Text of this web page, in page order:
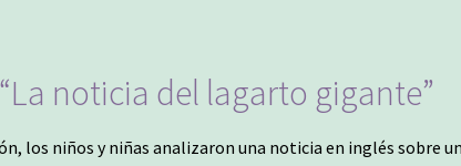
noticia del lagarto gigante”
los niños y niñas analizaron una noticia en inglés sobre